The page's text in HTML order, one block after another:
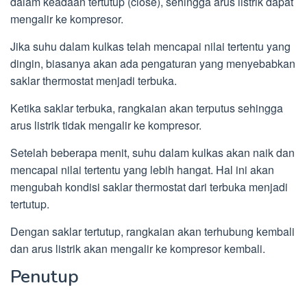
mengalir ke kompresor.
Jika suhu dalam kulkas telah mencapai nilai tertentu yang
dingin, biasanya akan ada pengaturan yang menyebabkan
saklar thermostat menjadi terbuka.
Ketika saklar terbuka, rangkaian akan terputus sehingga
arus listrik tidak mengalir ke kompresor.
Setelah beberapa menit, suhu dalam kulkas akan naik dan
mencapai nilai tertentu yang lebih hangat. Hal ini akan
mengubah kondisi saklar thermostat dari terbuka menjadi
tertutup.
Dengan saklar tertutup, rangkaian akan terhubung kembali
dan arus listrik akan mengalir ke kompresor kembali.
Penutup